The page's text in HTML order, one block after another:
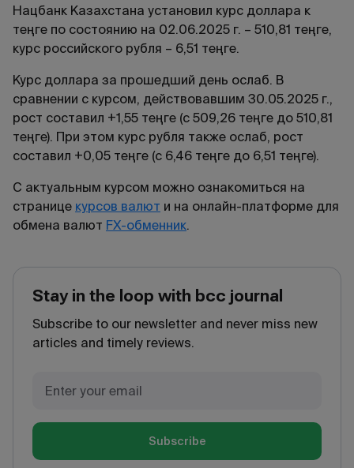
Нацбанк Казахстана установил курс доллара к
теңге по состоянию на 02.06.2025 г. – 510,81 теңге,
курс российского рубля – 6,51 теңге.
Курс доллара за прошедший день ослаб. В
сравнении с курсом, действовавшим 30.05.2025 г.,
рост составил +1,55 теңге (с 509,26 теңге до 510,81
теңге). При этом курс рубля также ослаб, рост
составил +0,05 теңге (с 6,46 теңге до 6,51 теңге).
С актуальным курсом можно ознакомиться на
странице курсов валют и на онлайн-платформе для
обмена валют FX-обменник.
Stay in the loop with bcc journal
Subscribe to our newsletter and never miss new
articles and timely reviews.
Subscribe